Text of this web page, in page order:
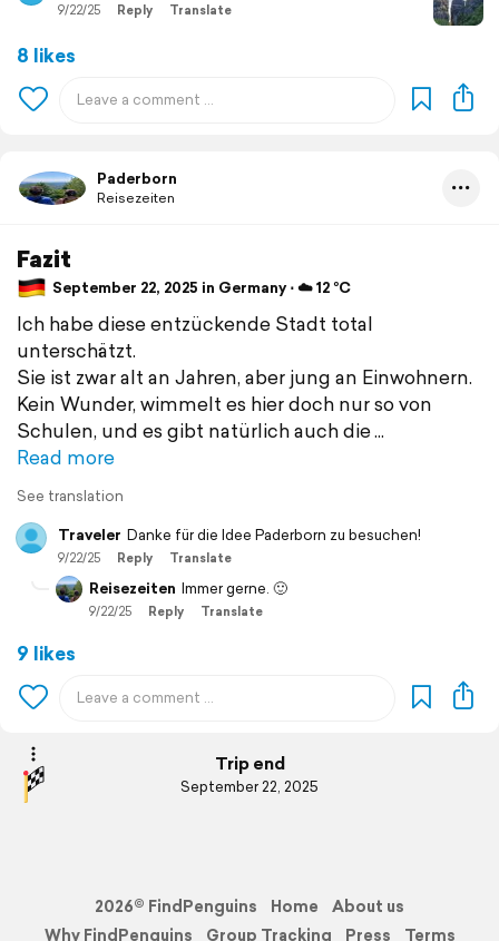
9/22/25 Reply Translate
8 likes
Paderborn
Reisezeiten
Fazit
September 22, 2025 in Germany ⋅ ☁️ 12 °C
Ich habe diese entzückende Stadt total
unterschätzt.
Sie ist zwar alt an Jahren, aber jung an Einwohnern.
Kein Wunder, wimmelt es hier doch nur so von
Schulen, und es gibt natürlich auch die
Read more
See translation
Traveler Danke für die Idee Paderborn zu besuchen!
9/22/25 Reply Translate
Reisezeiten Immer gerne. 🙂
9/22/25 Reply Translate
9 likes
Trip end
September 22, 2025
2026© FindPenguins Home
About us
Why FindPenguins
Group Tracking Press Terms